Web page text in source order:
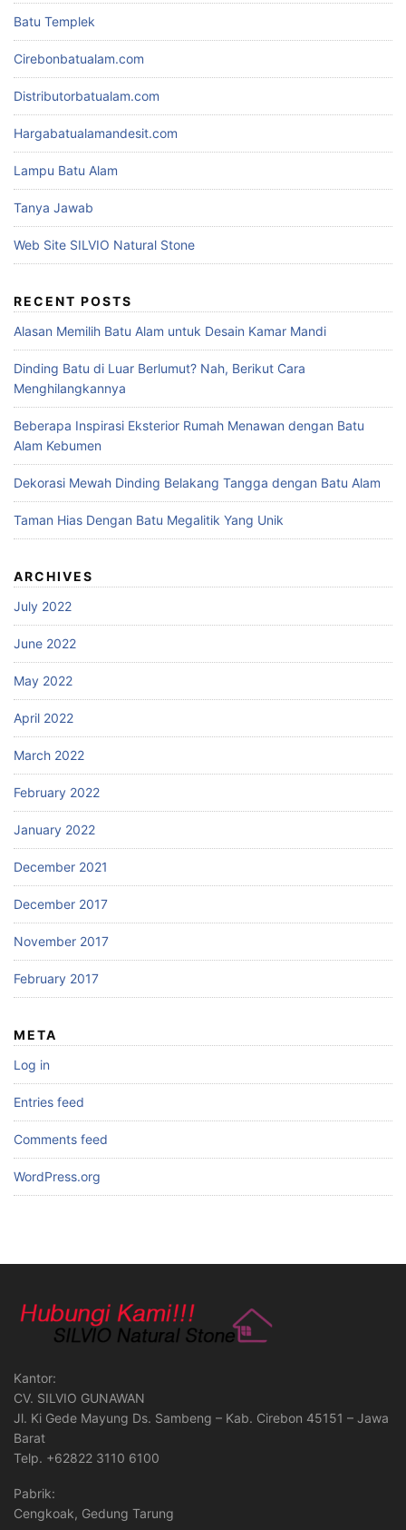
Batu Templek
Cirebonbatualam.com
Distributorbatualam.com
Hargabatualamandesit.com
Lampu Batu Alam
Tanya Jawab
Web Site SILVIO Natural Stone
RECENT POSTS
Alasan Memilih Batu Alam untuk Desain Kamar Mandi
Dinding Batu di Luar Berlumut? Nah, Berikut Cara
Menghilangkannya
Beberapa Inspirasi Eksterior Rumah Menawan dengan Batu
Alam Kebumen
Dekorasi Mewah Dinding Belakang Tangga dengan Batu Alam
Taman Hias Dengan Batu Megalitik Yang Unik
ARCHIVES
July 2022
June 2022
May 2022
April 2022
March 2022
February 2022
January 2022
December 2021
December 2017
November 2017
February 2017
META
Log in
Entries feed
Comments feed
WordPress.org
Kantor:
CV. SILVIO GUNAWAN
Jl. Ki Gede Mayung Ds. Sambeng – Kab. Cirebon 45151 – Jawa
Barat
Telp. +62822 3110 6100
Pabrik:
Cengkoak, Gedung Tarung